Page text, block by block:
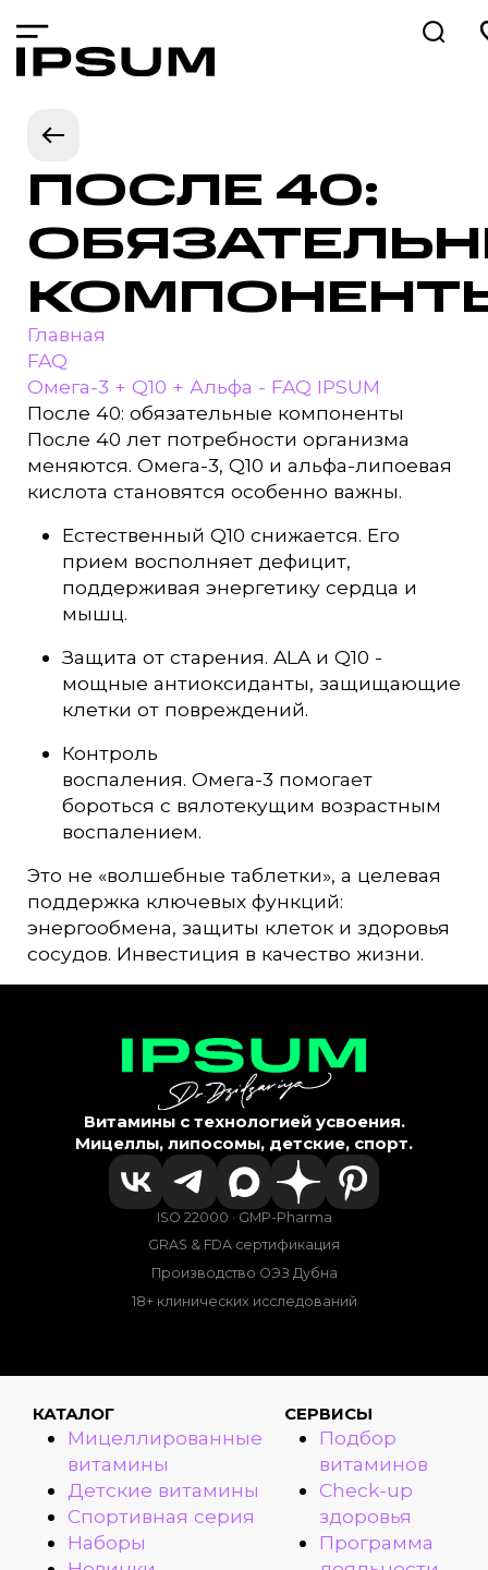
ПОСЛЕ 40:
Главная
FAQ
Омега-3 + Q10 + Альфа - FAQ IPSUM
После 40: обязательные компоненты
После 40 лет потребности организма
меняются. Омега-3, Q10 и альфа-липоевая
кислота становятся особенно важны.
Естественный Q10 снижается. Его
прием восполняет дефицит,
поддерживая энергетику сердца и
мышц.
Защита от старения. ALA и Q10 -
мощные антиоксиданты, защищающие
клетки от повреждений.
Контроль
воспаления. Омега-3 помогает
бороться с вялотекущим возрастным
воспалением.
Это не «волшебные таблетки», а целевая
поддержка ключевых функций:
энергообмена, защиты клеток и здоровья
сосудов. Инвестиция в качество жизни.
Витамины с технологией усвоения.
Мицеллы, липосомы, детские, спорт.
ISO 22000 · GMP-Pharma
GRAS & FDA сертификация
Производство ОЭЗ Дубна
18+ клинических исследований
КАТАЛОГ
Мицеллированные
витамины
Детские витамины
Спортивная серия
Наборы
СЕРВИСЫ
Подбор
витаминов
Check-up
здоровья
Программа